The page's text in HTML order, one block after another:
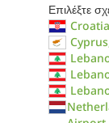
Επιλέξτε